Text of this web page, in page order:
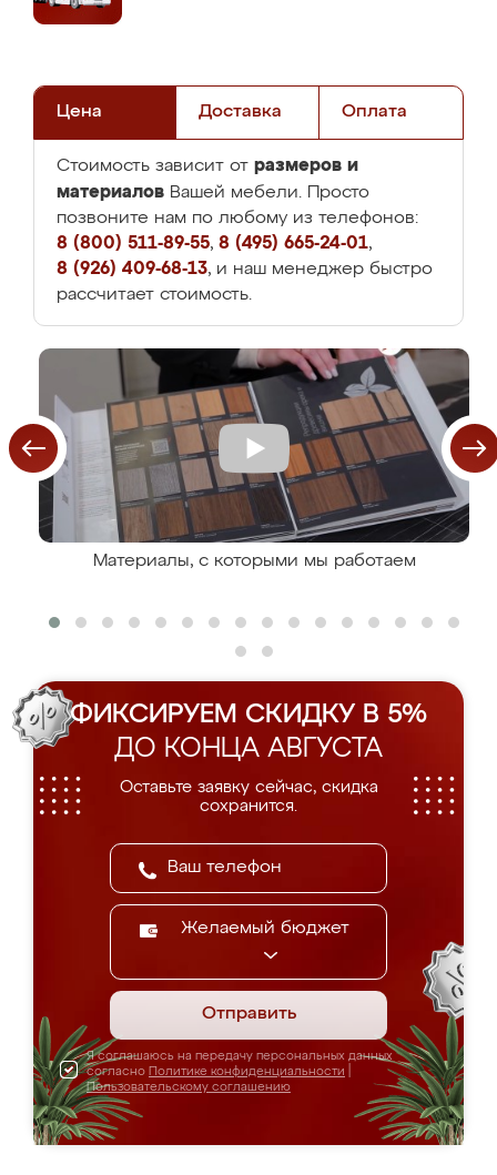
Цена Доставка Оплата
Стоимость зависит от размеров и
материалов Вашей мебели. Просто
позвоните нам по любому из телефонов:
8 (800) 511-89-55, 8 (495) 665-24-01,
8 (926) 409-68-13, и наш менеджер быстро
рассчитает стоимость.
Материалы, с которыми мы работаем
ФИКСИРУЕМ СКИДКУ В 5%
ДО КОНЦА АВГУСТА
Оставьте заявку сейчас, скидка
сохранится.
Желаемый бюджет
Отправить
Я соглашаюсь на передачу персональных данных
согласно Политике конфиденциальности
Пользовательскому соглашению